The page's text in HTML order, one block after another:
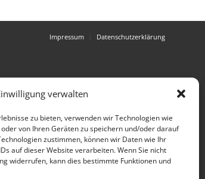
verwalten
zu bieten, verwenden wir Technologien wie
von Ihren Geräten zu speichern und/oder darauf
zustimmen, können wir Daten wie Ihr
auf dieser Website verarbeiten. Wenn Sie nicht
widerrufen, kann dies bestimmte Funktionen und
Impressum Datenschutzerklärung